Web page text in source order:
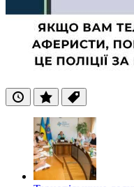
ОстанніПопулярні
Теги